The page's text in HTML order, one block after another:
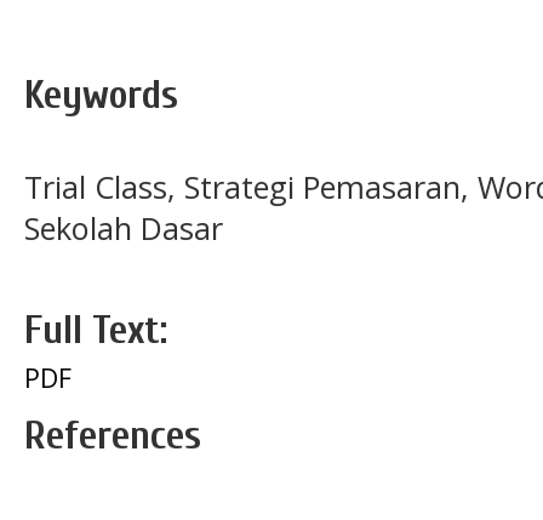
Keywords
Trial Class, Strategi Pemasaran,
Sekolah Dasar
Full Text:
PDF
References